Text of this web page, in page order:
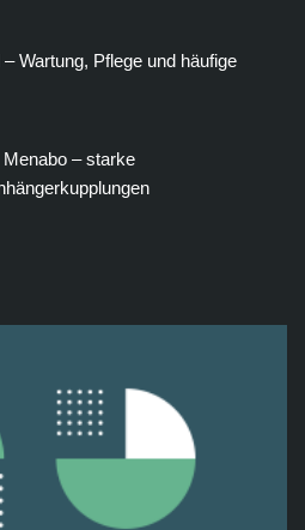
Wartung, Pflege und häufige
– starke